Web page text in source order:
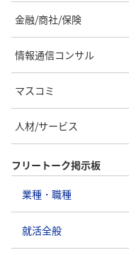
金融/商社/保険
情報通信コンサル
マスコミ
人材/サービス
フリートーク掲示板
業種・職種
就活全般